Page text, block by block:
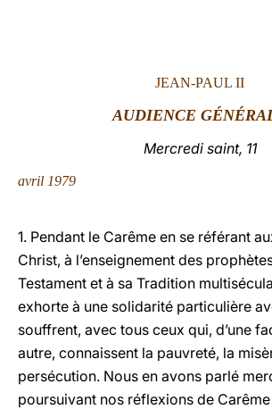
JEAN-PAUL II
AUDIENCE
Mercredi saint, 11
avril 1979
1. Pendant le Carême en se référant
Christ, à l’enseignement des
Testament et à sa Tradition
exhorte à une solidarité particulière
souffrent, avec tous ceux qui, d’une
autre, connaissent la pauvreté, la
persécution. Nous en avons parlé
poursuivant nos réflexions de